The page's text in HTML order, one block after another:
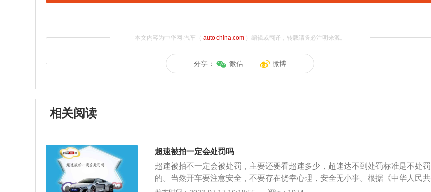
本文内容为中华网·汽车（ auto.china.com）编辑或翻译，转载请务必注明来源。
分享： 微信 微博
相关阅读
超速被拍一定会处罚吗
超速被拍不一定会被处罚，主要还要看超速多少，超速达不到处罚标准是不处罚
的。当然开车要注意安全，不要存在侥幸心理，安全无小事。根据《中华人民共
和国道路交通安全法》：机动车驾驶人违反道路交通安全法律、法规关于道路通